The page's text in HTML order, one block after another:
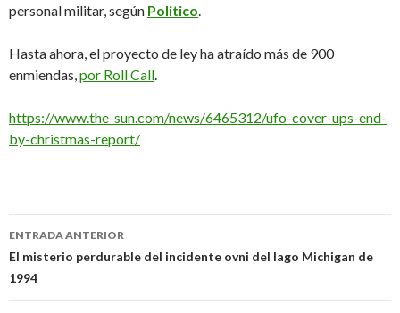
personal militar, según Politico.
Hasta ahora, el proyecto de ley ha atraído más de 900
enmiendas,por Roll Call.
https://www.the-sun.com/news/6465312/ufo-cover-ups-end-
by-christmas-report/
Navegación
de
entradas
ENTRADA ANTERIOR
El misterio perdurable del incidente ovni del lago Michigan de
1994